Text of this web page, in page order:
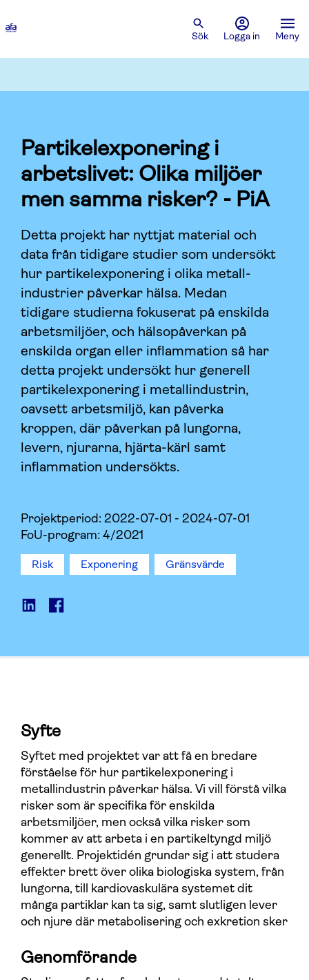
Sök Logga in Meny
Partikelexponering i
arbetslivet: Olika miljöer
men samma risker? - PiA
Detta projekt har nyttjat material och
data från tidigare studier som undersökt
hur partikelexponering i olika metall-
industrier påverkar hälsa. Medan
tidigare studierna fokuserat på enskilda
arbetsmiljöer, och hälsopåverkan på
enskilda organ eller inflammation så har
detta projekt undersökt hur generell
partikelexponering i metallindustrin,
oavsett arbetsmiljö, kan påverka
kroppen, där påverkan på lungorna,
levern, njurarna, hjärta-kärl samt
inflammation undersökts.
Projektperiod: 2022-07-01 - 2024-07-01
FoU-program: 4/2021
Risk Exponering Gränsvärde
Syfte
Syftet med projektet var att få en bredare
förståelse för hur partikelexponering i
metallindustrin påverkar hälsa. Vi vill förstå vilka
risker som är specifika för enskilda
arbetsmiljöer, men också vilka risker som
kommer av att arbeta i en partikeltyngd miljö
generellt. Projektidén grundar sig i att studera
effekter brett över olika biologiska system, från
lungorna, till kardiovaskulära systemet dit
många partiklar kan ta sig, samt slutligen lever
och njure där metabolisering och exkretion sker
Genomförande